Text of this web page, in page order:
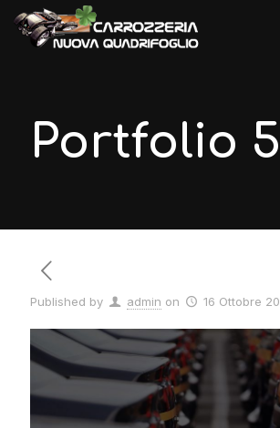
Portfolio 5
Published by admin on 16 Ottobre